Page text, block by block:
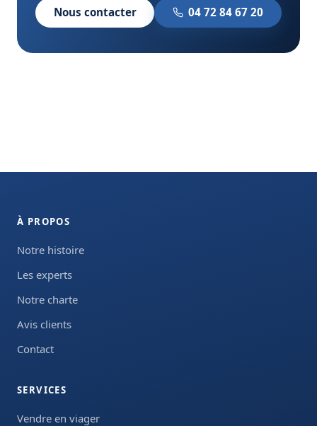
Nous contacter 04 72 84 67 20
À PROPOS
Notre histoire
Les experts
Notre charte
Avis clients
Contact
SERVICES
Vendre en viager